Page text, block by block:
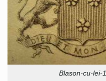
Blason-cu-lei-1